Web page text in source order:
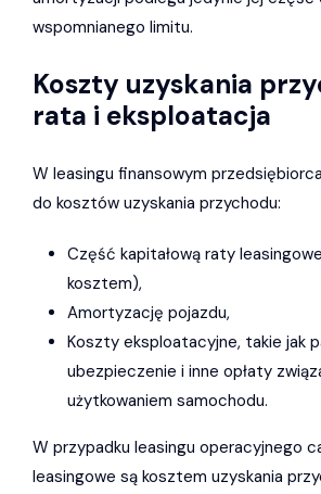
wspomnianego limitu.
Koszty uzyskania
rata i eksploatacja
W leasingu finansowym
do kosztów uzyskania przychodu:
Część kapitałową raty
kosztem),
Amortyzację pojazdu,
Koszty eksploatacyjne, takie jak
ubezpieczenie i inne opłaty
użytkowaniem samochodu.
W przypadku leasingu operacyjnego
leasingowe są kosztem uzyskania